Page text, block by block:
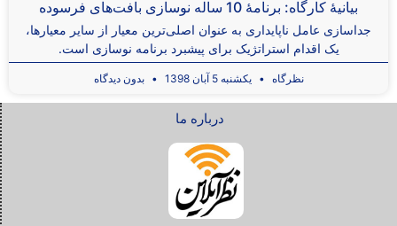
بیانیۀ کارگاه: برنامۀ 10 ساله نوسازی بافت‌های فرسوده
جداسازی عامل ناپایداری به عنوان اصلی‌ترین معیار از سایر معیارها،
یک اقدام استراتژیک برای پیشبرد برنامه نوسازی است.
نظرگاه یکشنبه 5 آبان 1398 بدون دیدگاه
درباره ما